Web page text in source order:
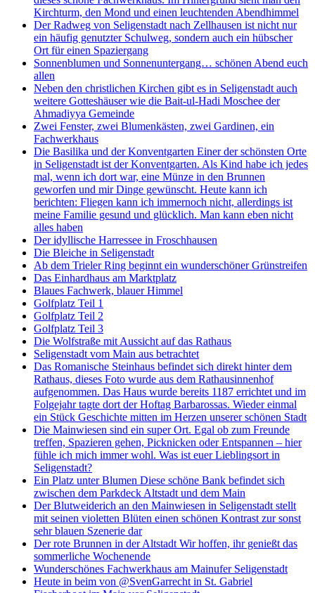
Kirchturm, den Mond und einen leuchtenden Abendhimmel
Der Radweg von Seligenstadt nach Zellhausen ist nicht nur
ein häufig genutzter Schulweg, sondern auch ein hübscher
Ort für einen Spaziergang
Sonnenblumen und Sonnenuntergang… schönen Abend euch
allen
Neben den christlichen Kirchen gibt es in Seligenstadt auch
weitere Gotteshäuser wie die Bait-ul-Hadi Moschee der
Ahmadiyya Gemeinde
Zwei Fenster, zwei Blumenkästen, zwei Gardinen, ein
Fachwerkhaus
Die Basilika und der Konventgarten Einer der schönsten Orte
in Seligenstadt ist der Konventgarten. Als Kind habe ich jedes
mal, wenn ich dort war, eine Münze in den Brunnen
geworfen und mir Dinge gewünscht. Heute kann ich
berichten: Fliegen kann ich immernoch nicht, allerdings ist
meine Familie gesund und glücklich. Man kann eben nicht
alles haben
Der idyllische Harressee in Froschhausen
Die Bleiche in Seligenstadt
Ab dem Trieler Ring beginnt ein wunderschöner Grünstreifen
Das Einhardhaus am Marktplatz
Blaues Fachwerk, blauer Himmel
Golfplatz Teil 1
Golfplatz Teil 2
Golfplatz Teil 3
Die Wolfstraße mit Aussicht auf das Rathaus
Seligenstadt vom Main aus betrachtet
Das Romanische Steinhaus befindet sich direkt hinter dem
Rathaus, dieses Foto wurde aus dem Rathausinnenhof
aufgenommen. Das Haus wurde bereits 1187 errichtet und im
Folgejahr tagte dort der Hoftag Barbarossas. Wieder einmal
ein Stück Geschichte mitten im Herzen unserer schönen Stadt
Die Mainwiesen sind ein super Ort. Egal ob zum Freunde
treffen, Spazieren gehen, Picknicken oder Entspannen – hier
fühle ich mich immer wohl. Was ist euer Lieblingsort in
Seligenstadt?
Ein Platz unter Blumen Diese schöne Bank befindet sich
zwischen dem Parkdeck Altstadt und dem Main
Der Blutweiderich an den Mainwiesen in Seligenstadt stellt
mit seinen violetten Blüten einen schönen Kontrast zur sonst
sehr blauen Szenerie dar
Der rote Brunnen in der Altstadt Wir hoffen, ihr genießt das
sommerliche Wochenende
Wunderschönes Fachwerkhaus am Mainufer Seligenstadt
Heute in beim von @SvenGarrecht in St. Gabriel